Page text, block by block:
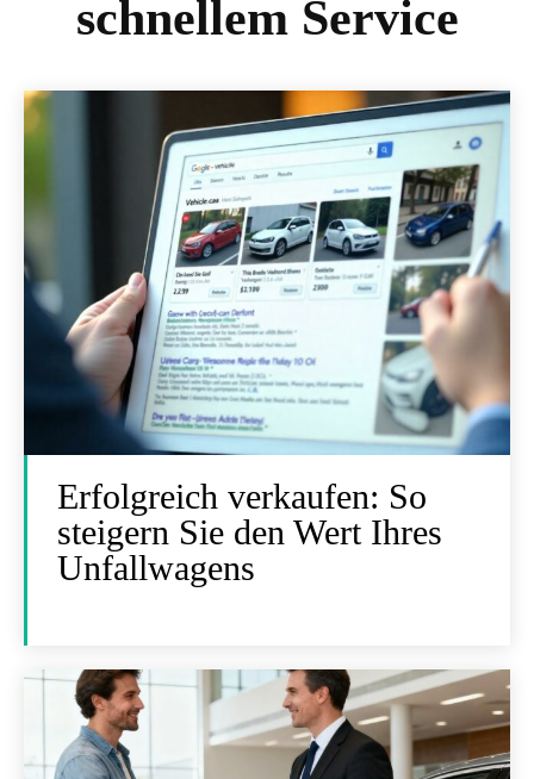
schnellem Service
Erfolgreich verkaufen: So
steigern Sie den Wert Ihres
Unfallwagens